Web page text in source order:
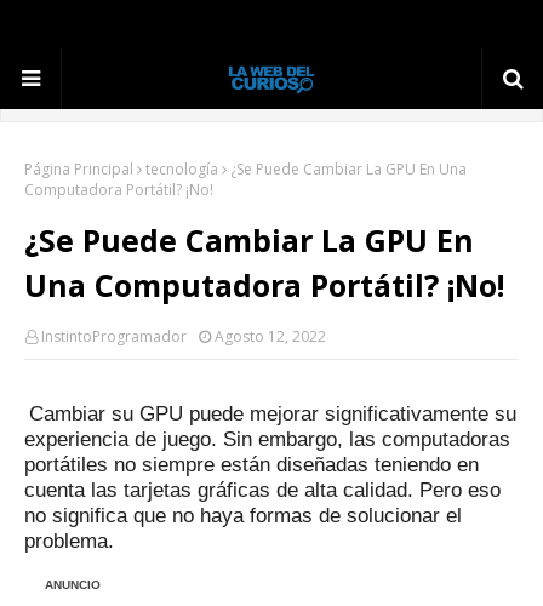
Página Principal tecnología
¿Se Puede Cambiar La GPU En Una
Computadora Portátil? ¡No!
¿Se Puede Cambiar La GPU En
Una Computadora Portátil? ¡No!
InstintoProgramador Agosto 12, 2022
Cambiar su GPU puede mejorar significativamente su
experiencia de juego. Sin embargo, las computadoras
portátiles no siempre están diseñadas teniendo en
cuenta las tarjetas gráficas de alta calidad. Pero eso
no significa que no haya formas de solucionar el
problema.
ANUNCIO